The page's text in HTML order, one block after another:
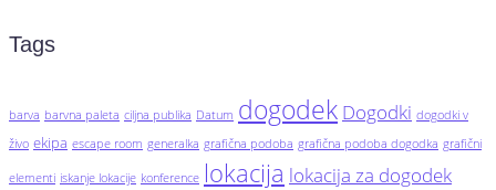
Tags
barva barvna paleta ciljna publika Datum dogodek Dogodki dogodki v
živo ekipa escape room generalka grafična podoba grafična podoba dogodka grafični
elementi iskanje lokacije konference lokacija lokacija za dogodek